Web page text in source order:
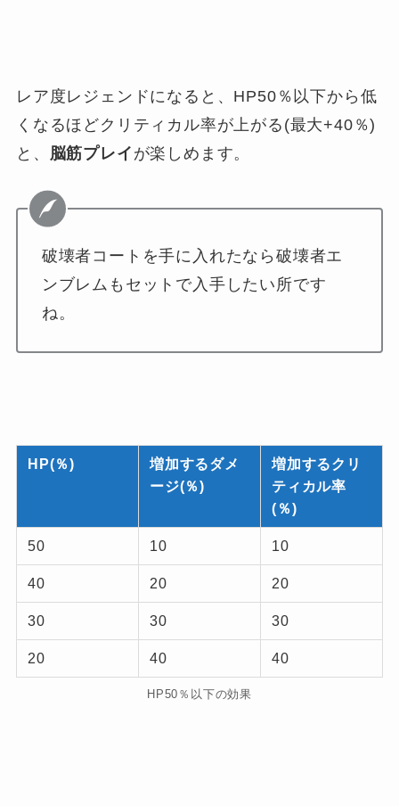
レア度レジェンドになると、HP50％以下から低
くなるほどクリティカル率が上がる(最大+40％)
と、 脳筋プレイ が楽しめます。
破壊者コートを手に入れたなら破壊者エ
ンブレムもセットで入手したい所です
ね。
HP(％)
増加するダメ
ージ(％)
増加するクリ
ティカル率
(％)
50 10 10
40 20 20
30 30 30
20 40 40
HP50％以下の効果